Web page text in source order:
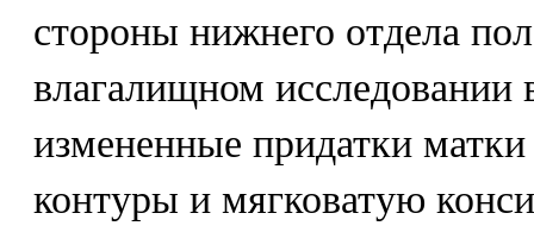
стороны нижнего отдела
влагалищном исследовании
измененные придатки
контуры и мягковатую